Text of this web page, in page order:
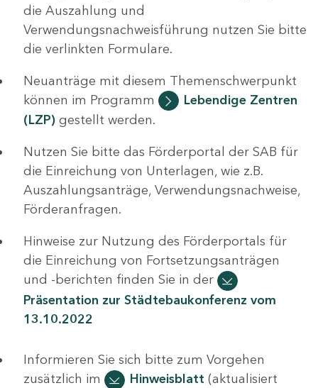
die Auszahlung und
Verwendungsnachweisführung nutzen Sie bitte
die verlinkten Formulare.
Neuanträge mit diesem Themenschwerpunkt
können im Programm
Lebendige Zentren
(LZP) gestellt werden.
Nutzen Sie bitte das Förderportal der SAB für
die Einreichung von Unterlagen, wie z.B.
Auszahlungsanträge, Verwendungsnachweise,
Förderanfragen.
Hinweise zur Nutzung des Förderportals für
die Einreichung von Fortsetzungsanträgen
und -berichten finden Sie in der
Präsentation zur Städtebaukonferenz vom
13.10.2022
Informieren Sie sich bitte zum Vorgehen
zusätzlich im
Hinweisblatt (aktualisiert